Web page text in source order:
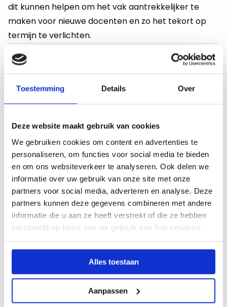
Toestemming Details Over
Deze website maakt gebruik van cookies
We gebruiken cookies om content en advertenties te
personaliseren, om functies voor social media te bieden
en om ons websiteverkeer te analyseren. Ook delen we
informatie over uw gebruik van onze site met onze
partners voor social media, adverteren en analyse. Deze
partners kunnen deze gegevens combineren met andere
informatie die u aan ze heeft verstrekt of die ze hebben
verzameld op basis van uw gebruik van hun services.
Alles toestaan
Aanpassen
dit kunnen helpen om het vak aantrekkelijker te
maken voor nieuwe docenten en zo het tekort op
termijn te verlichten.
Deel dit bericht
Facebook
Facebook
X
Deel
WhatsApp
Recente artikelen
Toon alle artikelen
26-06-2025
Geld voor mbo-scholen met dalend
Lees
meer
over
Geld
voor
mbo-
scholen
dalend
Lees
over